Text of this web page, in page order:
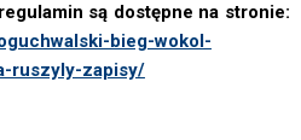
są dostępne na stronie:
bieg-wokol-
ruszyly-zapisy/